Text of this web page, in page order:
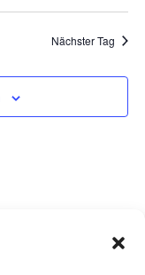
Nächster Tag